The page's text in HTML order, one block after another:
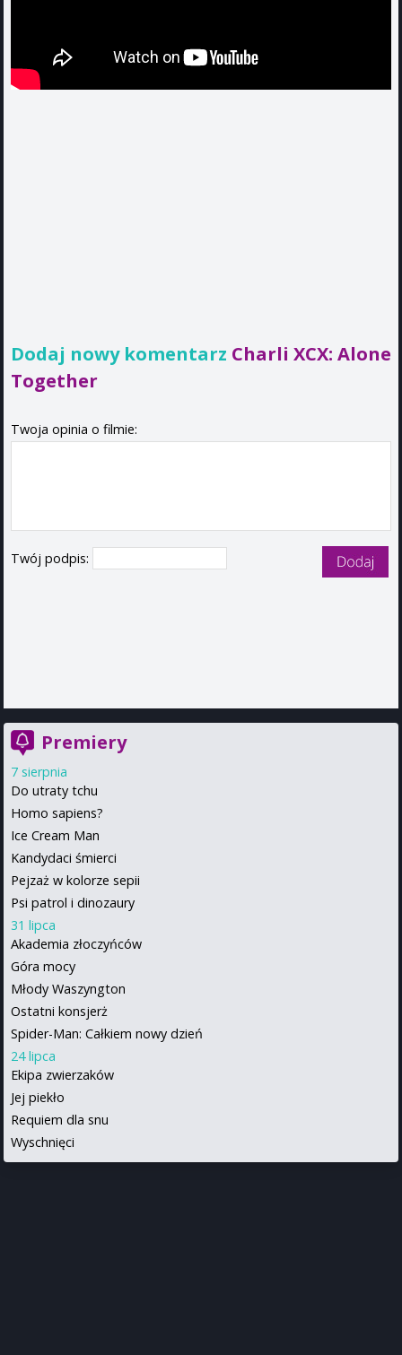
Dodaj nowy komentarz Charli XCX: Alone
Together
Twoja opinia o filmie:
Twój podpis:
Premiery
7 sierpnia
Do utraty tchu
Homo sapiens?
Ice Cream Man
Kandydaci śmierci
Pejzaż w kolorze sepii
Psi patrol i dinozaury
31 lipca
Akademia złoczyńców
Góra mocy
Młody Waszyngton
Ostatni konsjerż
Spider-Man: Całkiem nowy dzień
24 lipca
Ekipa zwierzaków
Jej piekło
Requiem dla snu
Wyschnięci